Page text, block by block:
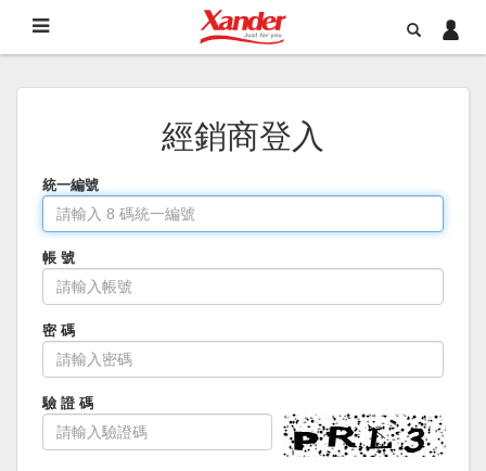
經銷商登入
統一編號
帳 號
密 碼
驗 證 碼